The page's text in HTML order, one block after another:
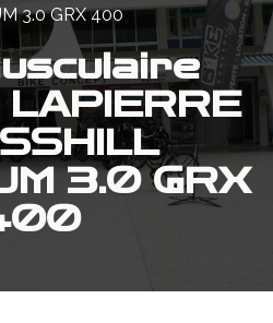
3.0 GRX 400
LAPIERRE
3.0 GRX